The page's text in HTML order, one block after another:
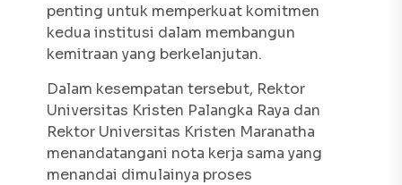
penting untuk memperkuat komitmen
kedua institusi dalam membangun
kemitraan yang berkelanjutan.
Dalam kesempatan tersebut, Rektor
Universitas Kristen Palangka Raya dan
Rektor Universitas Kristen Maranatha
menandatangani nota kerja sama yang
menandai dimulainya proses